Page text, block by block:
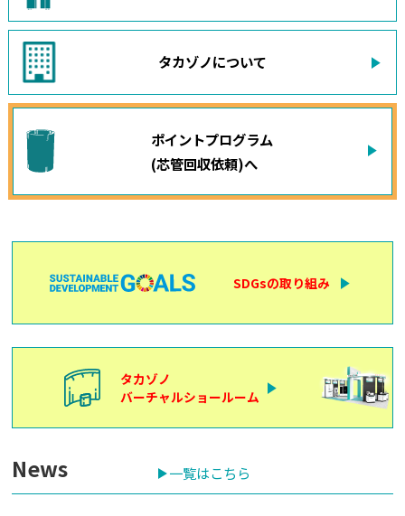
タカゾノについて
ポイントプログラム
(芯管回収依頼)へ
SDGsの取り組み
タカゾノ
バーチャルショールーム
News 一覧はこちら